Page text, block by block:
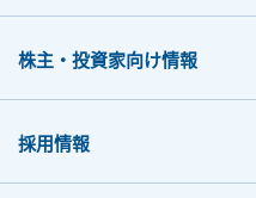
株主・投資家向け情報
採用情報